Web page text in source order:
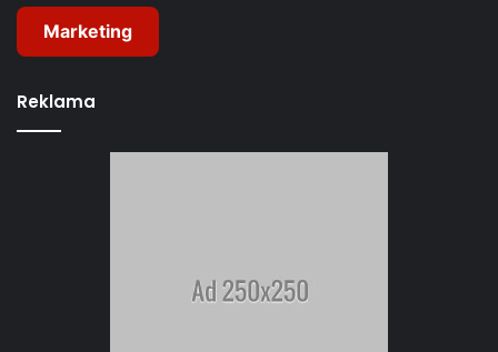
Marketing
Reklama